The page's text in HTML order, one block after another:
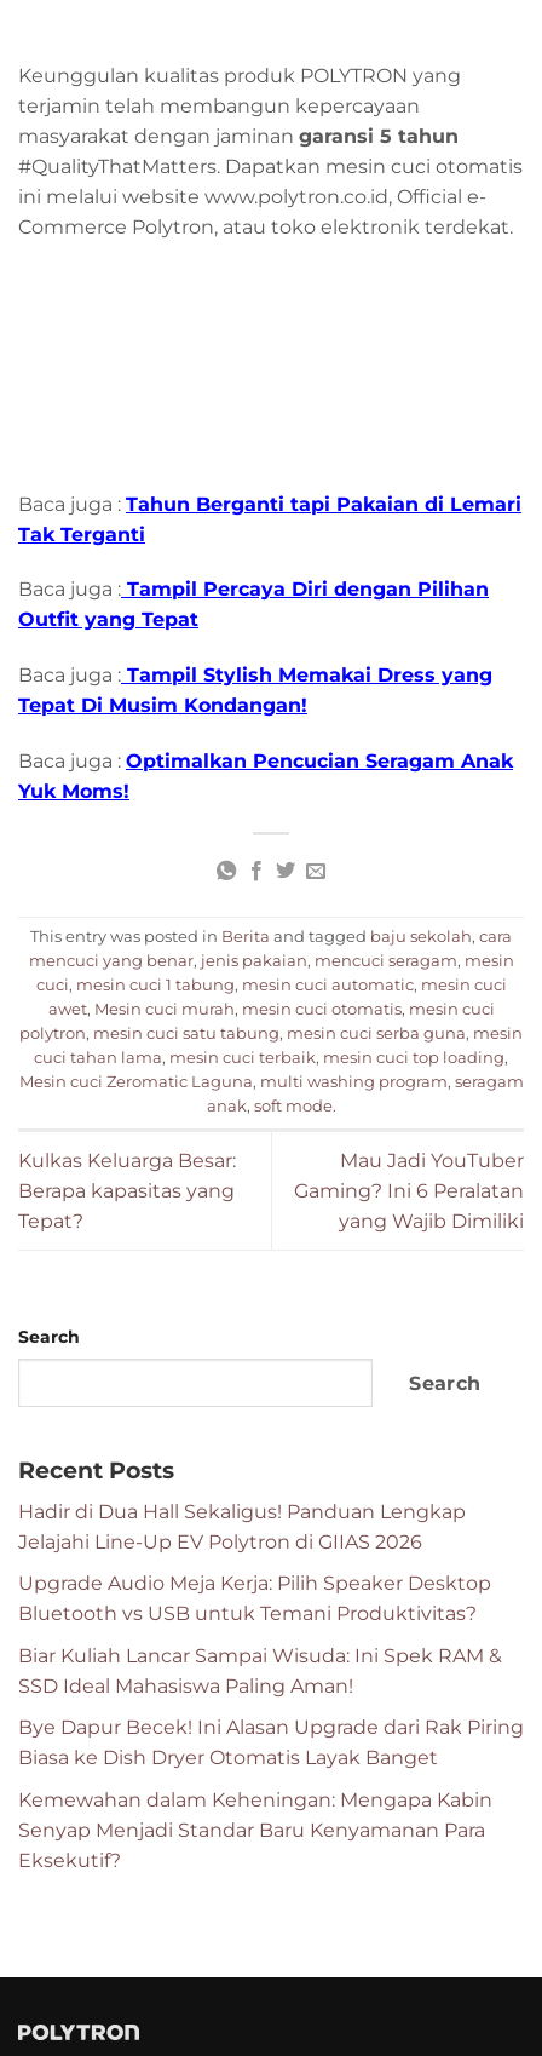
Keunggulan kualitas produk POLYTRON yang
terjamin telah membangun kepercayaan
masyarakat dengan jaminan garansi 5 tahun
#QualityThatMatters. Dapatkan mesin cuci otomatis
ini melalui website www.polytron.co.id, Official e-
Commerce Polytron, atau toko elektronik terdekat.
Baca juga : Tahun Berganti tapi Pakaian di Lemari
Tak Terganti
Baca juga : Tampil Percaya Diri dengan Pilihan
Outfit yang Tepat
Baca juga : Tampil Stylish Memakai Dress yang
Tepat Di Musim Kondangan!
Baca juga : Optimalkan Pencucian Seragam Anak
Yuk Moms!
This entry was posted in Berita and tagged baju sekolah, cara
mencuci yang benar, jenis pakaian, mencuci seragam, mesin
cuci, mesin cuci 1 tabung, mesin cuci automatic, mesin cuci
awet, Mesin cuci murah, mesin cuci otomatis, mesin cuci
polytron, mesin cuci satu tabung, mesin cuci serba guna, mesin
cuci tahan lama, mesin cuci terbaik, mesin cuci top loading,
Mesin cuci Zeromatic Laguna, multi washing program, seragam
anak, soft mode.
Kulkas Keluarga Besar:
Berapa kapasitas yang
Tepat?
Mau Jadi YouTuber
Gaming? Ini 6 Peralatan
yang Wajib Dimiliki
Search
Search
Recent Posts
Hadir di Dua Hall Sekaligus! Panduan Lengkap
Jelajahi Line-Up EV Polytron di GIIAS 2026
Upgrade Audio Meja Kerja: Pilih Speaker Desktop
Bluetooth vs USB untuk Temani Produktivitas?
Biar Kuliah Lancar Sampai Wisuda: Ini Spek RAM &
SSD Ideal Mahasiswa Paling Aman!
Bye Dapur Becek! Ini Alasan Upgrade dari Rak Piring
Biasa ke Dish Dryer Otomatis Layak Banget
Kemewahan dalam Keheningan: Mengapa Kabin
Senyap Menjadi Standar Baru Kenyamanan Para
Eksekutif?